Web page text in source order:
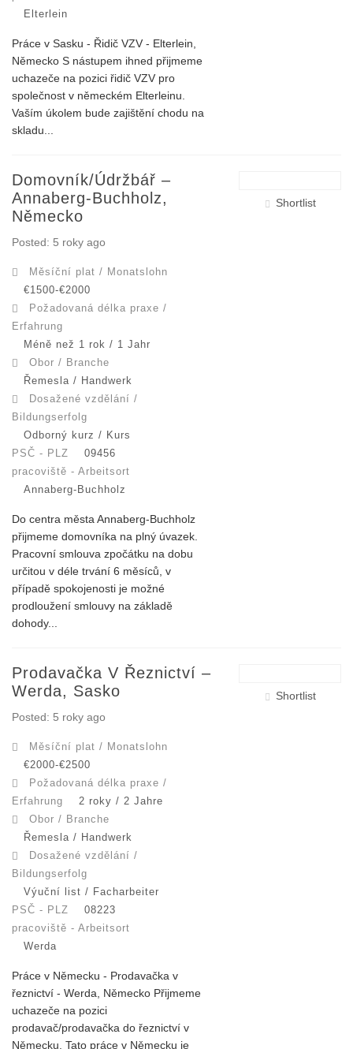
Elterlein
Práce v Sasku - Řidič VZV - Elterlein,
Německo S nástupem ihned přijmeme
uchazeče na pozici řidič VZV pro
společnost v německém Elterleinu.
Vaším úkolem bude zajištění chodu na
skladu...
Shortlist
Domovník/údržbář –
Annaberg-Buchholz,
Německo
Posted: 5 roky ago
Měsíční plat / Monatslohn
€1500-€2000
Požadovaná délka praxe /
Erfahrung
Méně než 1 rok / 1 Jahr
Obor / Branche
Řemesla / Handwerk
Dosažené vzdělání /
Bildungserfolg
Odborný kurz / Kurs
PSČ - PLZ
09456
pracoviště - Arbeitsort
Annaberg-Buchholz
Do centra města Annaberg-Buchholz
přijmeme domovníka na plný úvazek.
Pracovní smlouva zpočátku na dobu
určitou v déle trvání 6 měsíců, v
případě spokojenosti je možné
prodloužení smlouvy na základě
dohody...
Shortlist
Prodavačka V Řeznictví –
Werda, Sasko
Posted: 5 roky ago
Měsíční plat / Monatslohn
€2000-€2500
Požadovaná délka praxe /
Erfahrung
2 roky / 2 Jahre
Obor / Branche
Řemesla / Handwerk
Dosažené vzdělání /
Bildungserfolg
Výuční list / Facharbeiter
PSČ - PLZ
08223
pracoviště - Arbeitsort
Werda
Práce v Německu - Prodavačka v
řeznictví - Werda, Německo Přijmeme
uchazeče na pozici
prodavač/prodavačka do řeznictví v
Německu. Tato práce v Německu je